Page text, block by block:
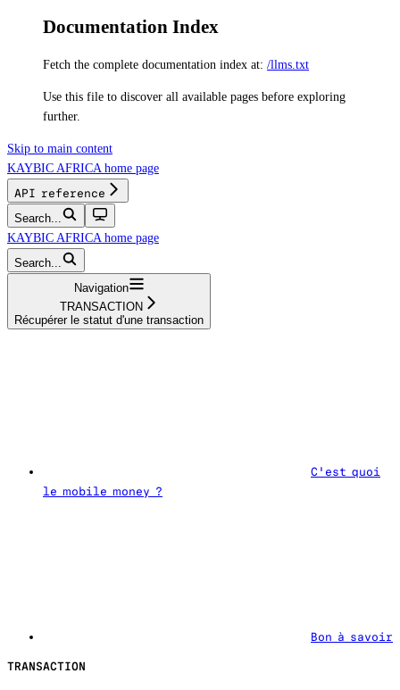
Documentation Index
Fetch the complete documentation index at: /llms.txt
Use this file to discover all available pages before exploring
further.
Skip to main content
KAYBIC AFRICA home page
API reference
Search...
KAYBIC AFRICA home page
Search...
Navigation
TRANSACTION
Récupérer le statut d'une transaction
C'est quoi
le mobile money ?
Bon à savoir
TRANSACTION